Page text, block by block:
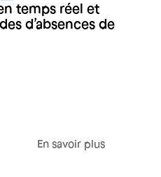
temps réel et
d’absences de
En savoir plus